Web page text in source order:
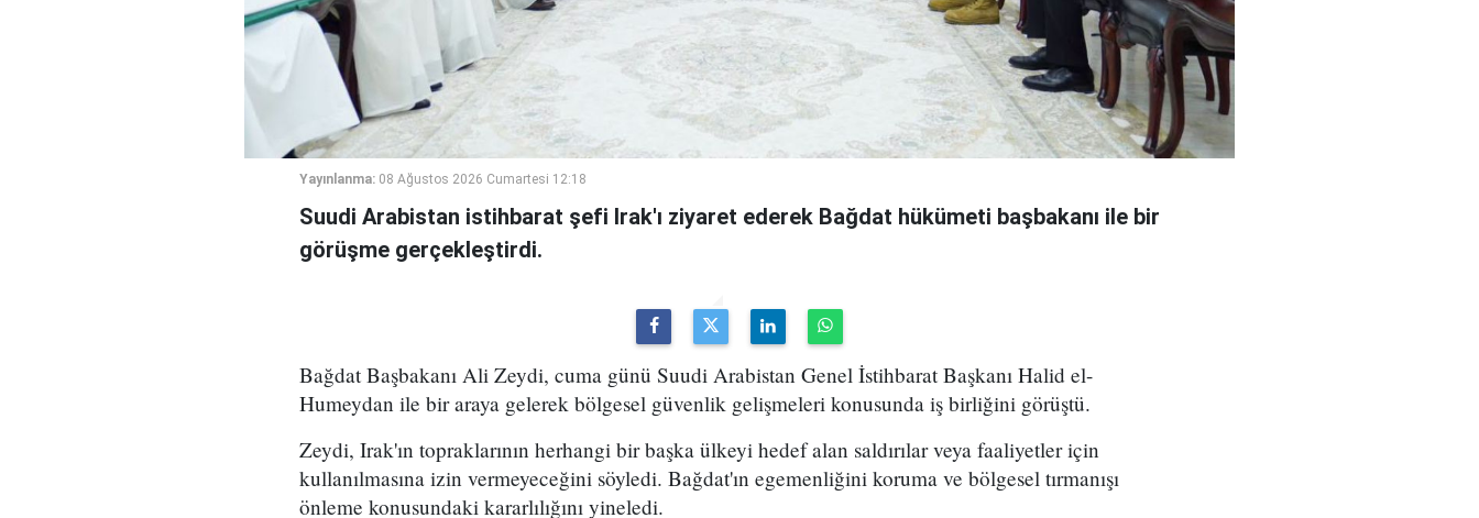
Yayınlanma: 08 Ağustos 2026 Cumartesi 12:18
Suudi Arabistan istihbarat şefi Irak'ı ziyaret ederek Bağdat hükümeti başbakanı ile bir
görüşme gerçekleştirdi.
Bağdat Başbakanı Ali Zeydi, cuma günü Suudi Arabistan Genel İstihbarat Başkanı Halid el-
Humeydan ile bir araya gelerek bölgesel güvenlik gelişmeleri konusunda iş birliğini görüştü.
Zeydi, Irak'ın topraklarının herhangi bir başka ülkeyi hedef alan saldırılar veya faaliyetler için
kullanılmasına izin vermeyeceğini söyledi. Bağdat'ın egemenliğini koruma ve bölgesel tırmanışı
önleme konusundaki kararlılığını yineledi.